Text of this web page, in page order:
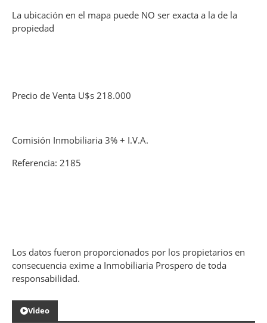
La ubicación en el mapa puede NO ser exacta a la de la
propiedad
Precio de Venta U$s 218.000
Comisión Inmobiliaria 3% + I.V.A.
Referencia: 2185
Los datos fueron proporcionados por los propietarios en
consecuencia exime a Inmobiliaria Prospero de toda
responsabilidad.
Video